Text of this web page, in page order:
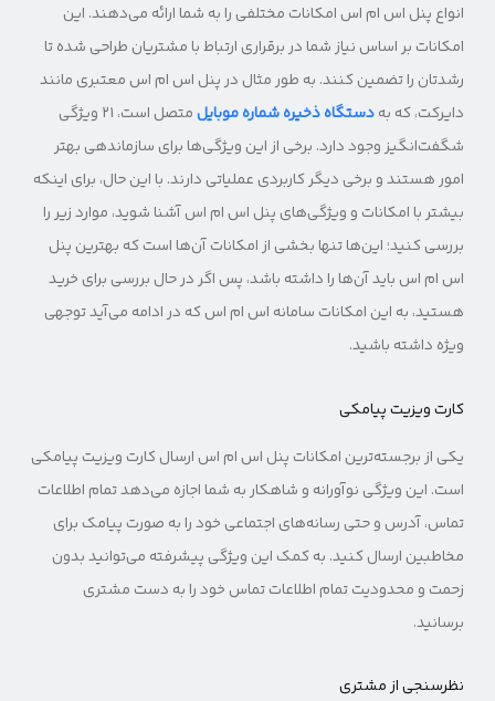
انواع پنل اس ام اس امکانات مختلفی را به شما ارائه می‌دهند. این
امکانات بر اساس نیاز شما در برقراری ارتباط با مشتریان طراحی شده تا
رشدتان را تضمین کنند. به طور مثال در پنل اس ام اس معتبری مانند
دایرکت، که بهدستگاه ذخیره شماره موبایل
متصل است، ۲۱ ویژگی
شگفت‌انگیز وجود دارد. برخی از این ویژگی‌ها برای سازماندهی بهتر
امور هستند و برخی دیگر کاربردی عملیاتی دارند. با این حال، برای اینکه
بیشتر با امکانات و ویژگی‌های پنل اس ام اس آشنا شوید، موارد زیر را
بررسی کنید؛ این‌ها تنها بخشی از امکانات آن‌ها است که بهترین پنل
اس ام اس باید آن‌ها را داشته باشد، پس اگر در حال بررسی برای خرید
هستید، به این امکانات سامانه اس ام اس که در ادامه می‌آید توجهی
ویژه داشته باشید.
کارت ویزیت پیامکی
یکی از برجسته‌ترین امکانات پنل اس ام اس ارسال کارت ویزیت پیامکی
است. این ویژگی نوآورانه و شاهکار به شما اجازه می‌دهد تمام اطلاعات
تماس، آدرس و حتی رسانه‌های اجتماعی خود را به صورت پیامک برای
مخاطبین ارسال کنید. به کمک این ویژگی پیشرفته می‌توانید بدون
زحمت و محدودیت تمام اطلاعات تماس خود را به دست مشتری
برسانید.
نظرسنجی از مشتری